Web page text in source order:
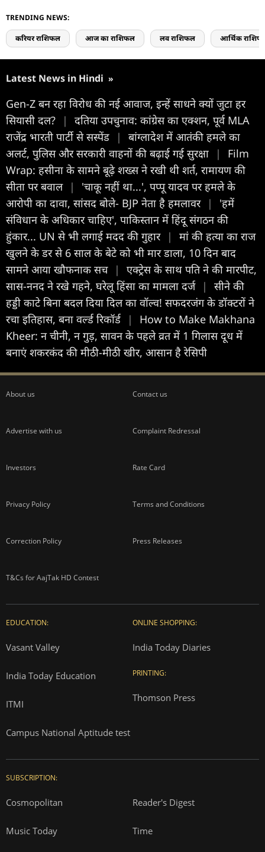
TRENDING NEWS:
करियर राशिफल आज का राशिफल लव राशिफल आर्थिक
Latest News in Hindi »
Gen-Z बन रहा विरोध की नई आवाज, इन्हें साधने क्यों जुटा हर
सियासी दल?
|
दतिया उपचुनाव: कांग्रेस का एक्शन, पूर्व MLA
राजेंद्र भारती पार्टी से सस्पेंड
|
बांग्लादेश में आतंकी हमले का
अलर्ट, पुलिस और सरकारी वाहनों की बढ़ाई गई सुरक्षा
|
Film
Wrap: हसीना के सामने बूढ़े शख्स ने रखी थी शर्त, रामायण की
सीता पर बवाल |
'चाकू नहीं था...', पप्पू यादव पर हमले के
आरोपी का दावा, सांसद बोले- BJP नेता है हमलावर |
'हमें
संविधान के अधिकार चाहिए', पाकिस्तान में हिंदू संगठन की
हुंकार... UN से भी लगाई मदद की गुहार |
मां की हत्या का राज
खुलने के डर से 6 साल के बेटे को भी मार डाला, 10 दिन बाद
सामने आया खौफनाक सच |
एक्ट्रेस के साथ पति ने की मारपीट,
सास-ननद ने रखे गहने, घरेलू हिंसा का मामला दर्ज |
सीने की
हड्डी काटे बिना बदल दिया दिल का वॉल्व! सफदरजंग के डॉक्टरों ने
रचा इतिहास, बना वर्ल्ड रिकॉर्ड
|
How to Make Makhana
Kheer: न चीनी, न गुड़, सावन के पहले व्रत में 1 गिलास दूध में
बनाएं शकरकंद की मीठी-मीठी खीर, आसान है रेसिपी
About us Contact us
Advertise with us Complaint Redressal
Investors Rate Card
Privacy Policy Terms and Conditions
Correction Policy Press Releases
T&Cs for AajTak HD Contest
EDUCATION:
Vasant Valley
India Today Education
ITMI
Campus National Aptitude test
ONLINE SHOPPING:
India Today Diaries
PRINTING:
Thomson Press
SUBSCRIPTION:
Cosmopolitan Reader's Digest
Music Today Time